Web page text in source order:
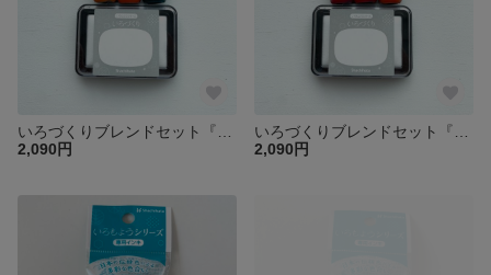
2,090円
2,090円